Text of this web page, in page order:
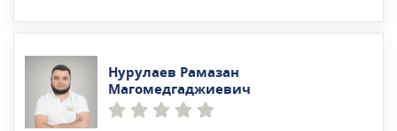
Нурулаев Рамазан
Магомедгаджиевич